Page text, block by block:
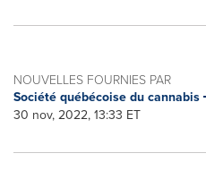
NOUVELLES FOURNIES PAR
Société québécoise du cannabis
30 nov, 2022, 13:33 ET